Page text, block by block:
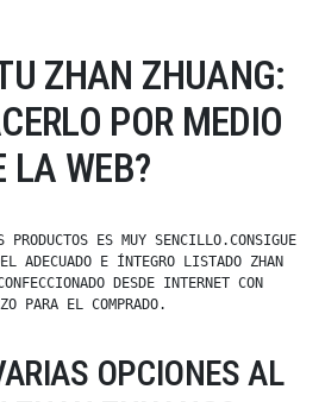
ZHAN ZHUANG:
POR MEDIO
LA WEB?
PRODUCTOS ES MUY SENCILLO.CONSIGUE
ADECUADO E ÍNTEGRO LISTADO ZHAN
DESDE INTERNET CON
PARA EL COMPRADO.
OPCIONES AL